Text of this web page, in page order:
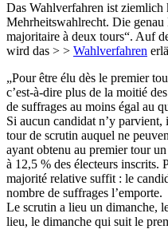
Das Wahlverfahren ist
Mehrheitswahlrecht. Die
majoritaire à deux tours“. Auf
wird das > > Wahlverfahren
„Pour être élu dès le premier
c’est-à-dire plus de la moitié
de suffrages au moins égal au
Si aucun candidat n’y
tour de scrutin auquel ne
ayant obtenu au premier tour
à 12,5 % des électeurs inscrits.
majorité relative suffit : le
nombre de suffrages l’emporte.
Le scrutin a lieu un dimanche,
lieu, le dimanche qui suit le